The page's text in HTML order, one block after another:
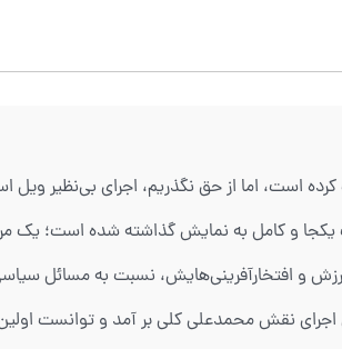
است، اما از حق نگذریم، اجرای بی‌نظیر
و کامل به نمایش گذاشته شده است؛ یک
ورزش و افتخارآفرینی‌هایش، نسبت به مسائل
نقش محمدعلی کلی بر آمد و توانست اولین